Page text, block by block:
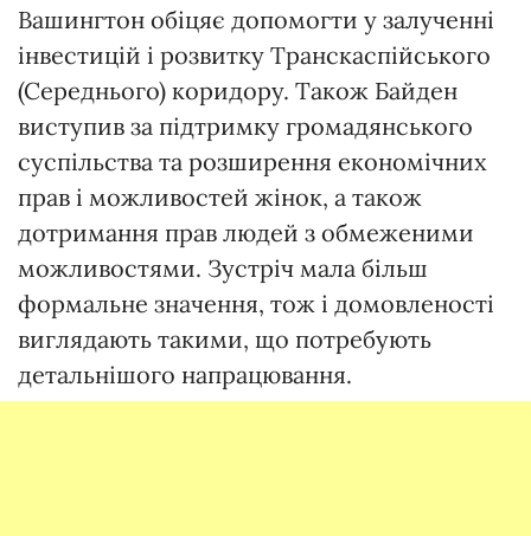
Вашингтон обіцяє допомогти у залученні
інвестицій і розвитку Транскаспійського
(Середнього) коридору. Також Байден
виступив за підтримку громадянського
суспільства та розширення економічних
прав і можливостей жінок, а також
дотримання прав людей з обмеженими
можливостями. Зустріч мала більш
формальне значення, тож і домовленості
виглядають такими, що потребують
детальнішого напрацювання.